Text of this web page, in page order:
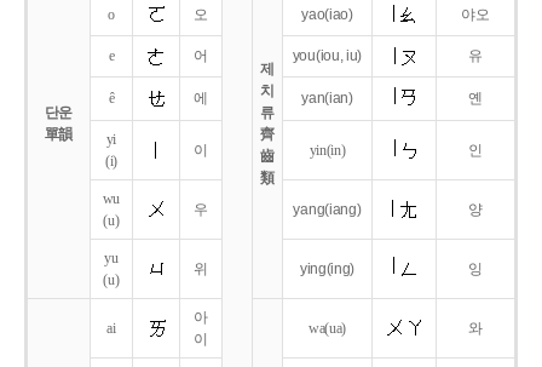
단운
單韻
제
치
류
齊
齒
類
o 오 yao(iao) 야오
e 어 you(iou,iu) 유
ê 에 yan(ian) 옌
yi
(i)
이 yin(in) 인
wu
(u)
우 yang(iang) 양
yu
(u)
위 ying(ing) 잉
ai
아
이
wa(ua) 와